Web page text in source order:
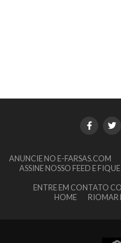
ANUNCIE NO E-FARSAS.COM
ASSINE NOSSO FEED E
ENTRE EM CONTATO
HOME
RIOMAR